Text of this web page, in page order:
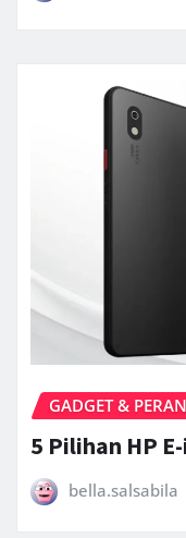
GADGET &
5 Pilihan HP
bella.salsabila